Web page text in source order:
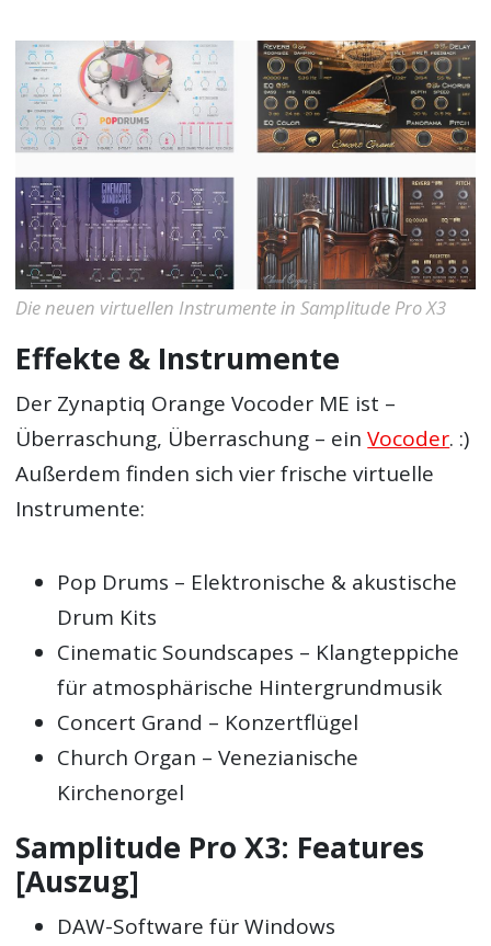
Die neuen virtuellen Instrumente in Samplitude Pro X3
Effekte & Instrumente
Der Zynaptiq Orange Vocoder ME ist –
Überraschung, Überraschung – einVocoder. :)
Außerdem finden sich vier frische virtuelle
Instrumente:
Pop Drums – Elektronische & akustische
Drum Kits
Cinematic Soundscapes – Klangteppiche
für atmosphärische Hintergrundmusik
Concert Grand – Konzertflügel
Church Organ – Venezianische
Kirchenorgel
Samplitude Pro X3: Features
[Auszug]
DAW-Software für Windows